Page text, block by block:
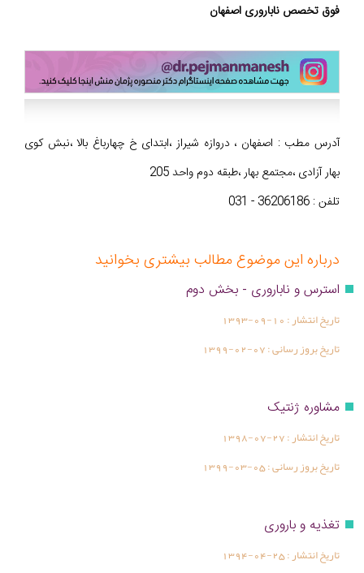
فوق تخصص ناباروری اصفهان
آدرس مطب : اصفهان ، دروازه شیراز ،ابتدای خ چهارباغ بالا ،نبش کوی
بهار آزادی ،مجتمع بهار ،طبقه دوم واحد 205
تلفن : 36206186 - 031
درباره این موضوع مطالب بیشتری بخوانید
استرس و ناباروری - بخش دوم
تاریخ انتشار :1393-09-10
تاریخ بروز رسانی :1399-02-07
مشاوره ژنتیک
تاریخ انتشار :1398-07-27
تاریخ بروز رسانی :1399-03-05
تغذیه و باروری
تاریخ انتشار :1394-04-25